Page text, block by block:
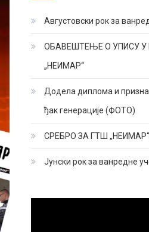
Августовски рок за
ОБАВЕШТЕЊЕ О УПИСУ У
„НЕИМАР“
Додела диплома и
ђак генерације (ФОТО)
СРЕБРО ЗА ГТШ
Јунски рок за ванредне